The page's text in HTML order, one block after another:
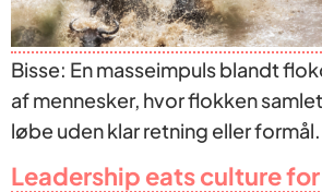
Bisse: En masseimpuls blandt
af mennesker, hvor flokken
løbe uden klar retning eller formål.
Leadership eats culture